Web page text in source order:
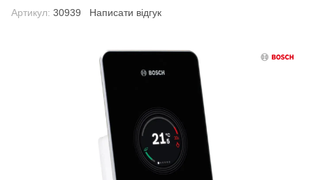
Артикул: 30939 Написати відгук